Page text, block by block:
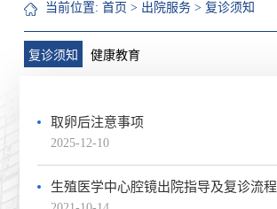
当前位置:首页 > 出院服务 >复诊须知
复诊须知 健康教育
取卵后注意事项
2025-12-10
生殖医学中心腔镜出院指导及复诊流程